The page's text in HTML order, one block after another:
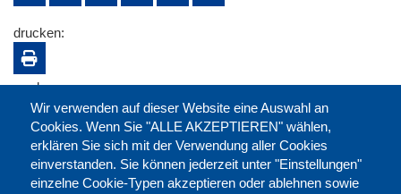
Wir verwenden auf dieser Website eine Auswahl an
Cookies. Wenn Sie "ALLE AKZEPTIEREN" wählen,
erklären Sie sich mit der Verwendung aller Cookies
einverstanden. Sie können jederzeit unter "Einstellungen"
einzelne Cookie-Typen akzeptieren oder ablehnen sowie
drucken:
merken: